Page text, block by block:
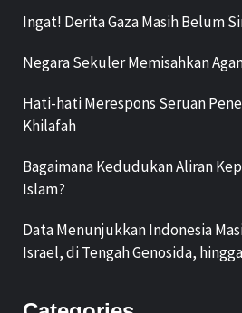
Ingat! Derita Gaza Masih Belum
Negara Sekuler Memisahkan
Hati-hati Merespons Seruan
Khilafah
Bagaimana Kedudukan Aliran
Islam?
Data Menunjukkan Indonesia
Israel, di Tengah Genosida,